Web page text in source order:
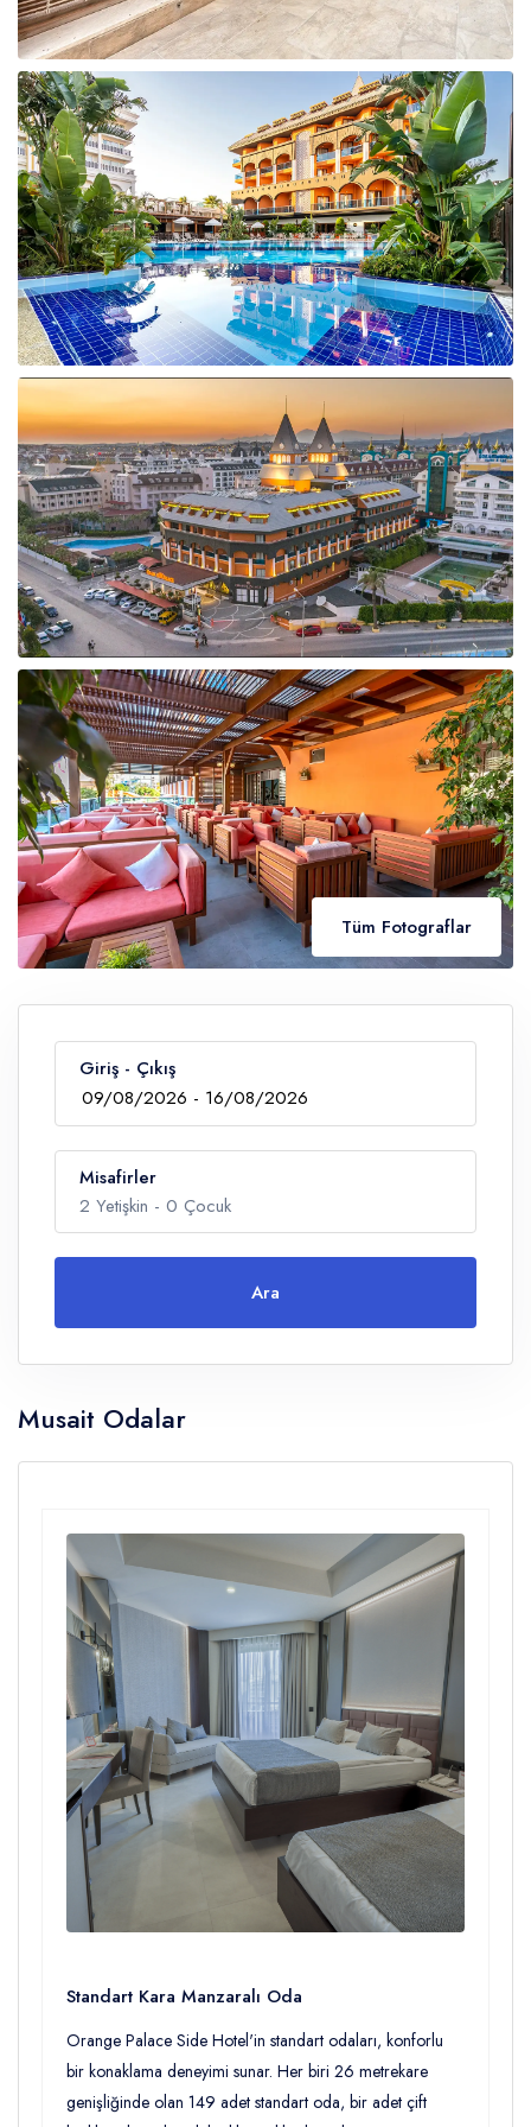
Tüm Fotograflar
Giriş - Çıkış
Misafirler
2 Yetişkin - 0 Çocuk
Yetişkin
Çocuklar
Ara
Musait Odalar
Standart Kara Manzaralı Oda
Orange Palace Side Hotel'in standart odaları, konforlu
bir konaklama deneyimi sunar. Her biri 26 metrekare
genişliğinde olan 149 adet standart oda, bir adet çift